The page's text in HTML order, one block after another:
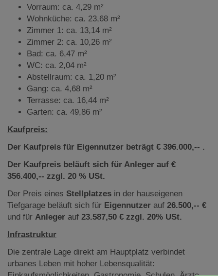
Vorraum: ca. 4,29 m²
Wohnküche: ca. 23,68 m²
Zimmer 1: ca. 13,14 m²
Zimmer 2: ca. 10,26 m²
Bad: ca. 6,47 m²
WC: ca. 2,04 m²
Abstellraum: ca. 1,20 m²
Gang: ca. 4,68 m²
Terrasse: ca. 16,44 m²
Garten: ca. 49,86 m²
Kaufpreis:
Der Kaufpreis für Eigennutzer beträgt € 396.000,-- .
Der Kaufpreis beläuft sich für Anleger auf €
356.400,-- zzgl. 20 % USt.
Der Preis eines Stellplatzes in der hauseigenen
Tiefgarage beläuft sich für Eigennutzer auf 26.500,-- €
und für Anleger auf 23.587,50 € zzgl. 20% USt.
Infrastruktur
Die zentrale Lage direkt am Hauptplatz verbindet
urbanes Leben mit hoher Lebensqualität: